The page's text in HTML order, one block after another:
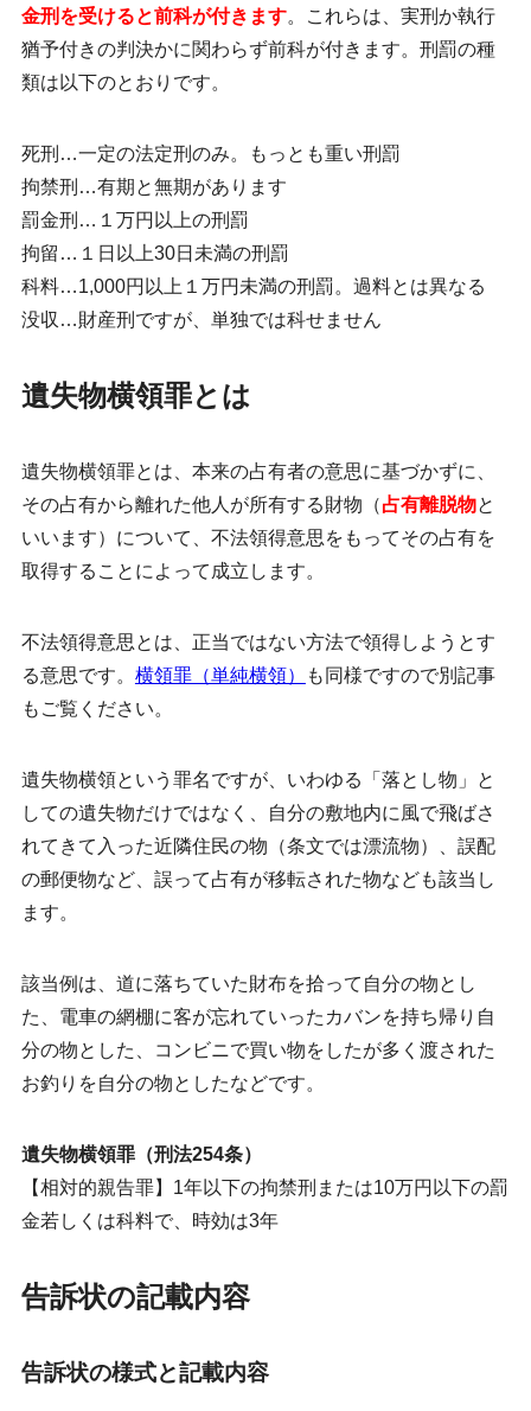
金刑を受けると前科が付きます。これらは、実刑か執行
猶予付きの判決かに関わらず前科が付きます。刑罰の種
類は以下のとおりです。
死刑…一定の法定刑のみ。もっとも重い刑罰
拘禁刑…有期と無期があります
罰金刑…１万円以上の刑罰
拘留…１日以上30日未満の刑罰
科料…1,000円以上１万円未満の刑罰。過料とは異なる
没収…財産刑ですが、単独では科せません
遺失物横領罪とは
遺失物横領罪とは、本来の占有者の意思に基づかずに、
その占有から離れた他人が所有する財物（占有離脱物と
いいます）について、不法領得意思をもってその占有を
取得することによって成立します。
不法領得意思とは、正当ではない方法で領得しようとす
る意思です。 横領罪（単純横領）
も同様ですので別記事
もご覧ください。
遺失物横領という罪名ですが、いわゆる「落とし物」と
しての遺失物だけではなく、自分の敷地内に風で飛ばさ
れてきて入った近隣住民の物（条文では漂流物）、誤配
の郵便物など、誤って占有が移転された物なども該当し
ます。
該当例は、道に落ちていた財布を拾って自分の物とし
た、電車の網棚に客が忘れていったカバンを持ち帰り自
分の物とした、コンビニで買い物をしたが多く渡された
お釣り を自分の物としたなどです。
遺失物横領罪（刑法254条）
【相対的親告罪】1年以下の拘禁刑または10万円以下の罰
金若しくは科料で、時効は3年
告訴状の記載内容
告訴状の様式と記載内容